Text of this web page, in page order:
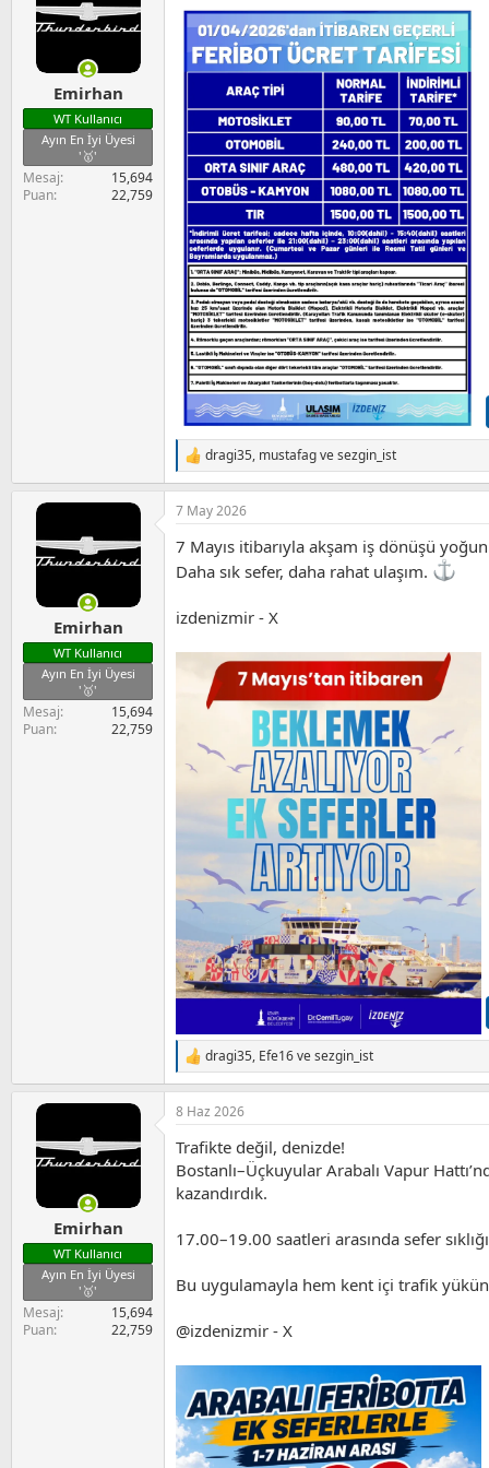
l
e
r
:
Emirhan
WT Kullanıcı
Ayın En İyi Üyesi
'🥇'
Mesaj
15,694
Puan
22,759
T
e
p
k
l
e
dragi35, mustafagvesezgin_ist
Emirhan
WT Kullanıcı
Ayın En İyi Üyesi
'🥇'
Mesaj
15,694
Puan
22,759
7 May 2026
7 Mayıs itibarıyla akşam iş dönüşü
Daha sık sefer, daha rahat ulaşım.
izdenizmir - X
T
e
p
k
l
e
:
dragi35, Efe16vesezgin_ist
Emirhan
WT Kullanıcı
Ayın En İyi Üyesi
'🥇'
Mesaj
15,694
Puan
22,759
8 Haz 2026
Trafikte değil, denizde!
Bostanlı–Üçkuyular Arabalı Vapur
kazandırdık.
17.00–19.00 saatleri arasında sefer
Bu uygulamayla hem kent içi trafik
@izdenizmir - X